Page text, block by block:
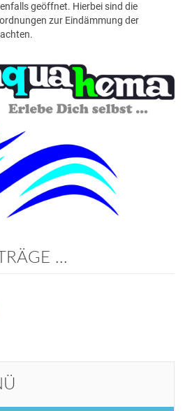
geöffnet. Hierbei sind die
zur Eindämmung der
...